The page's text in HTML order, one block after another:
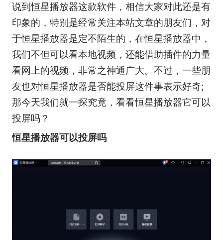
说到恒星播放器这款软件，相信大家对此还是有
印象的，特别是经常关注本站文章的朋友们，对
于恒星播放器是定不陌生的，在恒星播放器中，
我们不但可以看本地视频，还能借助插件的力量
看网上的视频，非常之神通广大。不过，一些朋
友也对恒星播放器是否能投屏这件事表示好奇;
那今天我们就一探究竟，看看恒星播放器它可以
投屏吗？
恒星播放器可以投屏吗